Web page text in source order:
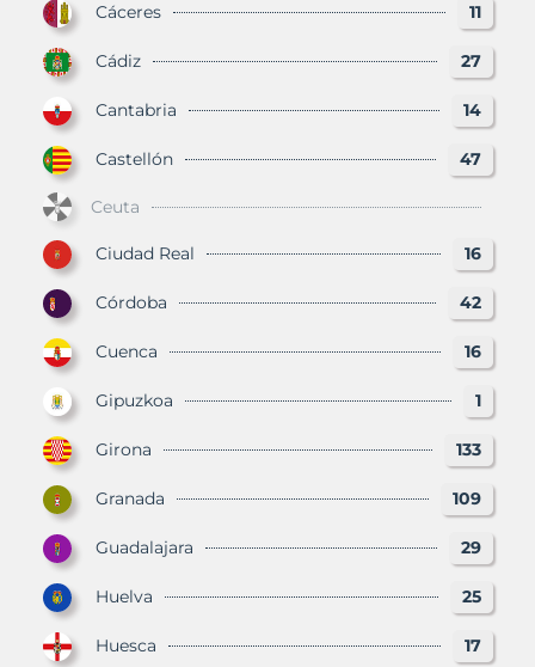
Cáceres 11
Cádiz 27
Cantabria 14
Castellón 47
Ceuta
Ciudad Real 16
Córdoba 42
Cuenca 16
Gipuzkoa 1
Girona 133
Granada 109
Guadalajara 29
Huelva 25
Huesca 17